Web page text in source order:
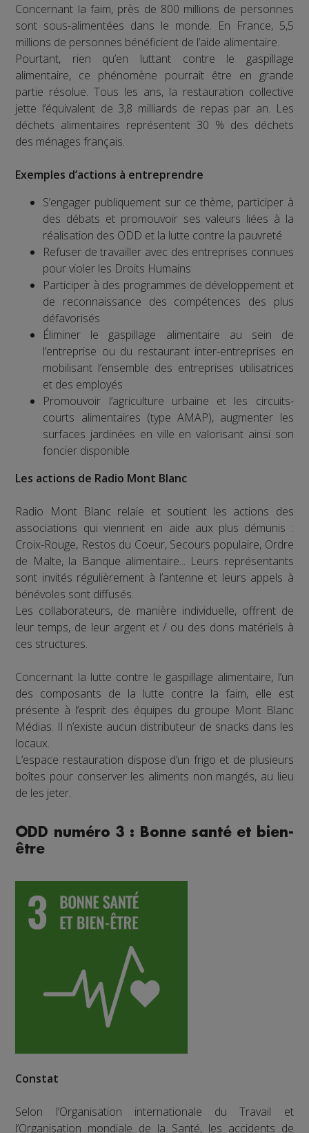
Concernant la faim, près de 800 millions de personnes
sont sous-alimentées dans le monde. En France, 5,5
millions de personnes bénéficient de l’aide alimentaire.
Pourtant, rien qu’en luttant contre le gaspillage
alimentaire, ce phénomène pourrait être en grande
partie résolue. Tous les ans, la restauration collective
jette l’équivalent de 3,8 milliards de repas par an. Les
déchets alimentaires représentent 30 % des déchets
des ménages français.
Exemples d’actions à entreprendre
S’engager publiquement sur ce thème, participer à
des débats et promouvoir ses valeurs liées à la
réalisation des ODD et la lutte contre la pauvreté
Refuser de travailler avec des entreprises connues
pour violer les Droits Humains
Participer à des programmes de développement et
de reconnaissance des compétences des plus
défavorisés
Éliminer le gaspillage alimentaire au sein de
l’entreprise ou du restaurant inter-entreprises en
mobilisant l’ensemble des entreprises utilisatrices
et des employés
Promouvoir l’agriculture urbaine et les circuits-
courts alimentaires (type AMAP), augmenter les
surfaces jardinées en ville en valorisant ainsi son
foncier disponible
Les actions de Radio Mont Blanc
Radio Mont Blanc relaie et soutient les actions des
associations qui viennent en aide aux plus démunis :
Croix-Rouge, Restos du Coeur, Secours populaire, Ordre
de Malte, la Banque alimentaire... Leurs représentants
sont invités régulièrement à l’antenne et leurs appels à
bénévoles sont diffusés.
Les collaborateurs, de manière individuelle, offrent de
leur temps, de leur argent et / ou des dons matériels à
ces structures.
Concernant la lutte contre le gaspillage alimentaire, l’un
des composants de la lutte contre la faim, elle est
présente à l’esprit des équipes du groupe Mont Blanc
Médias. Il n’existe aucun distributeur de snacks dans les
locaux.
L’espace restauration dispose d’un frigo et de plusieurs
boîtes pour conserver les aliments non mangés, au lieu
de les jeter.
ODD numéro 3 : Bonne santé et bien-
être
Constat
Selon l’Organisation internationale du Travail et
l’Organisation mondiale de la Santé, les accidents de